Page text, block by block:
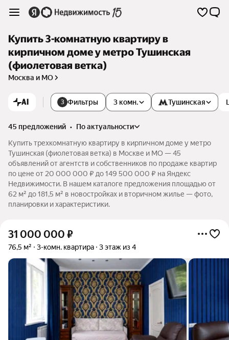
Купить 3-комнатную квартиру в
кирпичном доме у метро Тушинская
(фиолетовая ветка)
Москва и МО
AI 3 Фильтры 3 комн. Тушинская
45 предложений •
по актуальности
Купить трехкомнатную квартиру в кирпичном доме у метро
Тушинская (фиолетовая ветка) в Москве и МО — 45
объявлений от агентств и собственников по продаже квартир
по цене от 20 000 000 ₽ до 149 500 000 ₽ на Яндекс
Недвижимости. В нашем каталоге предложения площадью от
62 м² до 181,5 м² в новостройках и вторичном жилье — фото,
планировки и характеристики.
31 000 000 ₽
76,5 м² 3-комн. квартира 3 этаж из 4